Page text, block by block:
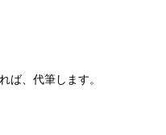
ば、代筆します。